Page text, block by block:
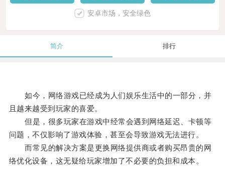
安卓市场，安全绿色
简介 排行
如今，网络游戏已经成为人们娱乐生活中的一部分，并
且越来越受到玩家的喜爱。
但是，很多玩家在游戏中经常会遇到网络延迟、卡顿等
问题，不仅影响了游戏体验，甚至会导致游戏无法进行。
而常见的解决方案是更换网络提供商或者购买昂贵的网
络优化设备，这无疑给玩家增加了不必要的负担和成本。